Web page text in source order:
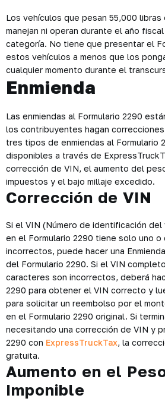
Los vehículos que pesan 55,000 libras
manejan ni operan durante el año
categoría. No tiene que presentar el
estos vehículos a menos que los
cualquier momento durante el
Enmienda
Las enmiendas al Formulario 2290
los contribuyentes hagan
tres tipos de enmiendas al Formulario
disponibles a través de
corrección de VIN, el aumento del
impuestos y el bajo millaje excedido.
Corrección de VIN
Si el VIN (Número de identificación
en el Formulario 2290 tiene solo uno
incorrectos, puede hacer una
del Formulario 2290. Si el VIN
caracteres son incorrectos, deberá
2290 para obtener el VIN correcto y
para solicitar un reembolso por el
en el Formulario 2290 original. Si
necesitando una corrección de VIN y
2290 con ExpressTruckTax, la
gratuita.
Aumento en el
Imponible